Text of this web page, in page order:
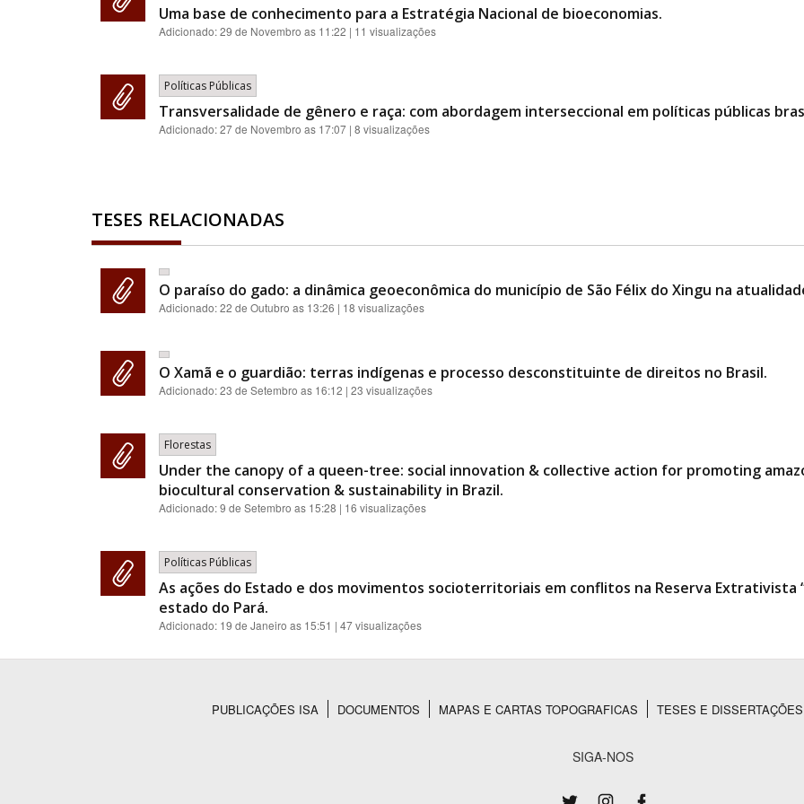
Uma base de conhecimento para a Estratégia Nacional de bioeconomias.
Adicionado:29 de Novembro as 11:22 | 11 visualizações
Políticas Públicas
Transversalidade de gênero e raça: com abordagem interseccional em políticas públicas
Adicionado:27 de Novembro as 17:07 | 8 visualizações
TESES RELACIONADAS
O paraíso do gado: a dinâmica geoeconômica do município de São Félix do Xingu na
Adicionado:22 de Outubro as 13:26 | 18 visualizações
O Xamã e o guardião: terras indígenas e processo desconstituinte de direitos no Brasil.
Adicionado:23 de Setembro as 16:12 | 23 visualizações
Florestas
Under the canopy of a queen-tree: social innovation & collective action for promoting
biocultural conservation & sustainability in Brazil.
Adicionado:9 de Setembro as 15:28 | 16 visualizações
Políticas Públicas
As ações do Estado e dos movimentos socioterritoriais em conflitos na Reserva Extrativista
estado do Pará.
Adicionado: 19 de Janeiro as 15:51 | 47 visualizações
PUBLICAÇÕES ISA DOCUMENTOS MAPAS E CARTAS TOPOGRAFICAS TESES E DISSERTAÇÕES
SIGA-NOS